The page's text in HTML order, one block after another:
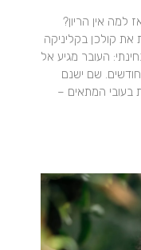
למה אין הריון?
קולכן בקליניקה
העובר מגיע אל
שם ישנם
בעובי המתאים –